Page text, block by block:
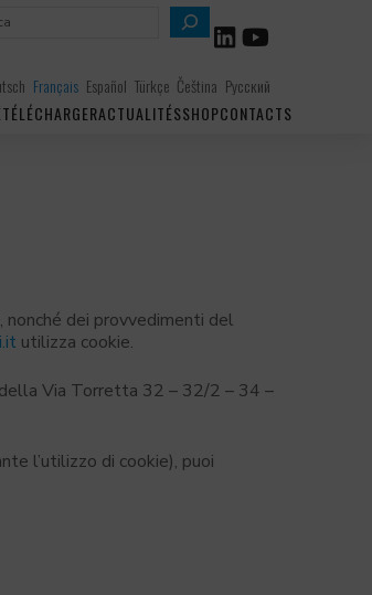
Français Español Türkçe Čeština Русский
TÉLÉCHARGERACTUALITÉSSHOPCONTACTS
dei provvedimenti del
utilizza cookie.
della Via Torretta 32 – 32/2 – 34 –
l’utilizzo di cookie), puoi